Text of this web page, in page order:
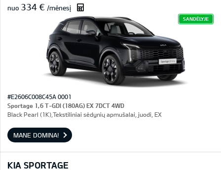
nuo 334 € /mėnesį
SANDĖLYJE
#E2606C008C45A 0001
Sportage 1,6 T-GDI (180AG) EX 7DCT 4WD
Black Pearl (1K),Tekstiliniai sėdynių apmušalai, juodi, EX
MANE DOMINA!
KIA SPORTAGE